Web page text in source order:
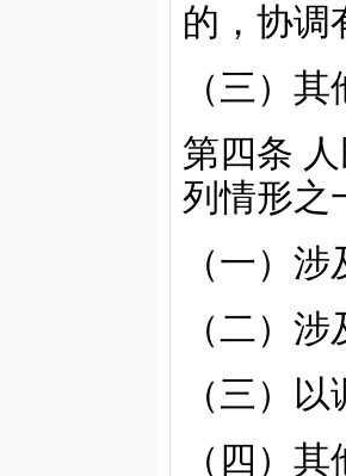
的，协调
（三）
第四条
列情形之
（一）
（二）
（三）
（四）